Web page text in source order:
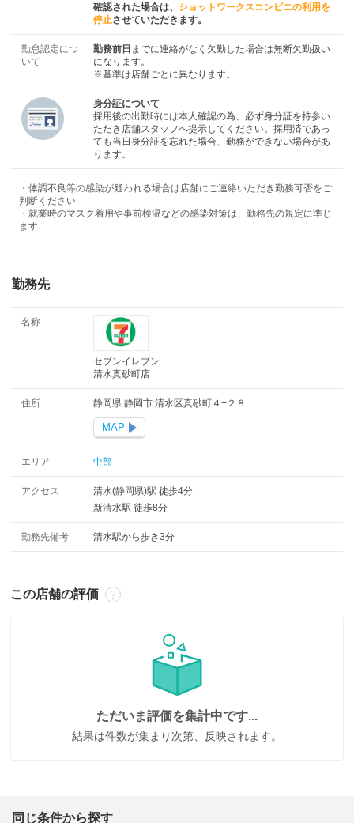
確認された場合は、 ショットワークスコンビニの利用を
停止させていただきます。
勤怠認定につ
いて
勤務前日 までに連絡がなく欠勤した場合は無断欠勤扱い
になります。
※基準は店舗ごとに異なります。
身分証について
採用後の出勤時には本人確認の為、必ず身分証を持参い
ただき店舗スタッフへ提示してください。採用済であっ
ても当日身分証を忘れた場合、勤務ができない場合があ
ります。
・体調不良等の感染が疑われる場合は店舗にご連絡いただき勤務可否をご
判断ください
・就業時のマスク着用や事前検温などの感染対策は、勤務先の規定に準じ
ます
勤務先
名称
セブンイレブン
清水真砂町店
住所 静岡県 静岡市 清水区真砂町４−２８
MAP
エリア 中部
アクセス
清水(静岡県)駅 徒歩4分
新清水駅 徒歩8分
勤務先備考 清水駅から歩き3分
この店舗の評価
ただいま評価を集計中です...
結果は件数が集まり次第、反映されます。
同じ条件から探す